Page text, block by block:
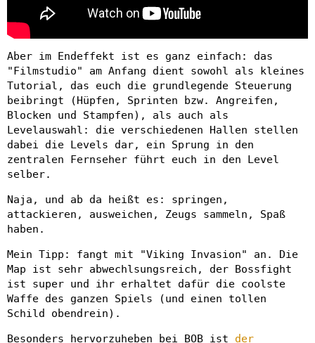
Aber im Endeffekt ist es ganz einfach: das
"Filmstudio" am Anfang dient sowohl als kleines
Tutorial, das euch die grundlegende Steuerung
beibringt (Hüpfen, Sprinten bzw. Angreifen,
Blocken und Stampfen), als auch als
Levelauswahl: die verschiedenen Hallen stellen
dabei die Levels dar, ein Sprung in den
zentralen Fernseher führt euch in den Level
selber.
Naja, und ab da heißt es: springen,
attackieren, ausweichen, Zeugs sammeln, Spaß
haben.
Mein Tipp: fangt mit "Viking Invasion" an. Die
Map ist sehr abwechlsungsreich, der Bossfight
ist super und ihr erhaltet dafür die coolste
Waffe des ganzen Spiels (und einen tollen
Schild obendrein).
Besonders hervorzuheben bei BOB ist der